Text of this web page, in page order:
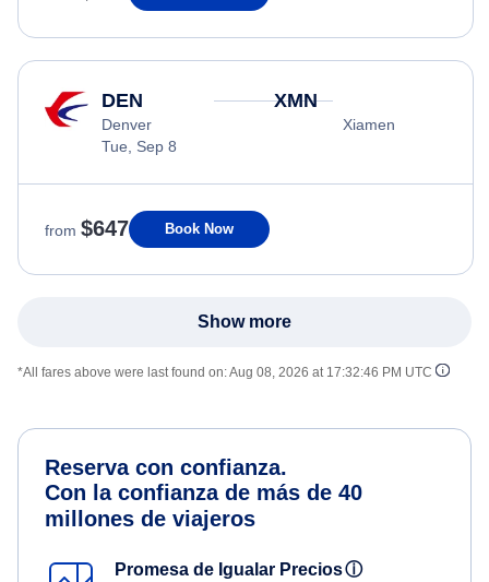
DEN
Denver
Tue, Sep 8
XMN
Xiamen
from $647 Book Now
Show more
*All fares above were last found on:Aug 08, 2026 at 17:32:46 PM UTC
Reserva con confianza.
Con la confianza de más de 40
millones de viajeros
Promesa de Igualar Preciosⓘ